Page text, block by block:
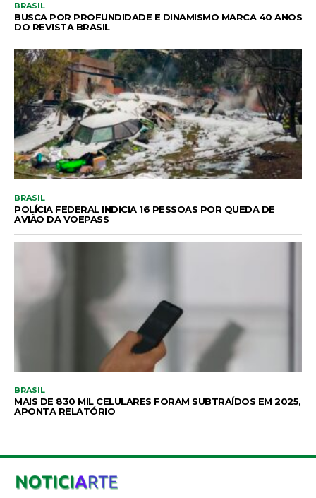
BRASIL
BUSCA POR PROFUNDIDADE E DINAMISMO MARCA 40 ANOS
DO REVISTA BRASIL
BRASIL
POLÍCIA FEDERAL INDICIA 16 PESSOAS POR QUEDA DE
AVIÃO DA VOEPASS
BRASIL
MAIS DE 830 MIL CELULARES FORAM SUBTRAÍDOS EM 2025,
APONTA RELATÓRIO